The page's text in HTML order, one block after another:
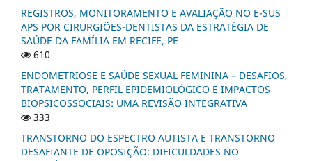
REGISTROS, MONITORAMENTO E AVALIAÇÃO NO E-SUS
APS POR CIRURGIÕES-DENTISTAS DA ESTRATÉGIA DE
SAÚDE DA FAMÍLIA EM RECIFE, PE
610
ENDOMETRIOSE E SAÚDE SEXUAL FEMININA – DESAFIOS,
TRATAMENTO, PERFIL EPIDEMIOLÓGICO E IMPACTOS
BIOPSICOSSOCIAIS: UMA REVISÃO INTEGRATIVA
333
TRANSTORNO DO ESPECTRO AUTISTA E TRANSTORNO
DESAFIANTE DE OPOSIÇÃO: DIFICULDADES NO